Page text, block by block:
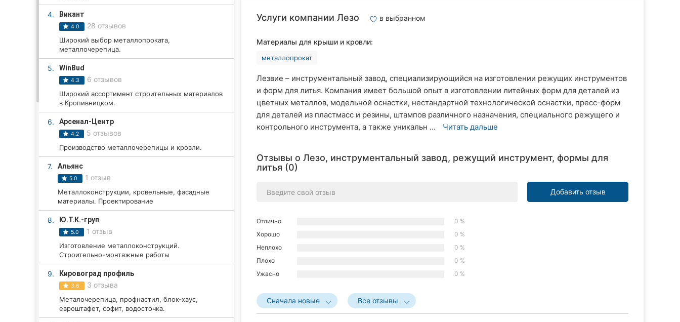
Тернополь
Хмельницкий
Кривой Рог
4. Викант
4.0 28 отзывов
Широкий выбор металлопроката,
металлочерепица.
5. WinBud
4.3 6 отзывов
Широкий ассортимент строительных материалов
в Кропивницком.
6. Арсенал-Центр
4.2 5 отзывов
Производство металлочерепицы и кровли.
7. Альянс
5.0 1 отзыв
Металлоконструкции, кровельные, фасадные
материалы. Проектирование
8. Ю.Т.К.-груп
5.0 1 отзыв
Изготовление металлоконструкций.
Строительно-монтажные работы
9. Кировоград профиль
3.6 3 отзыва
Металочерепица, профнастил, блок-хаус,
евроштафет, софит, водосточка.
Услуги компании Лезо в выбранном
Материалы для крыши и кровли:
металлопрокат
Лезвие – инструментальный завод, специализирующийся на изготовлении режущих инструментов
и форм для литья. Компания имеет большой опыт в изготовлении литейных форм для деталей из
цветных металлов, модельной оснастки, нестандартной технологической оснастки, пресс-форм
для деталей из пластмасс и резины, штампов различного назначения, специального режущего и
контрольного инструмента, а также уникальн ...
Читать дальше
Отзывы о Лезо, инструментальный завод, режущий инструмент, формы для
литья (0)
Добавить отзыв
Отлично
0 %
Хорошо
0 %
Неплохо
0 %
Плохо
0 %
Ужасно
0 %
Сначала новые Все отзывы